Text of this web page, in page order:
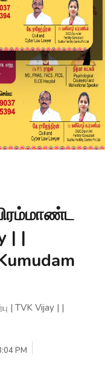
| |
| TVK Vijay | |
PM